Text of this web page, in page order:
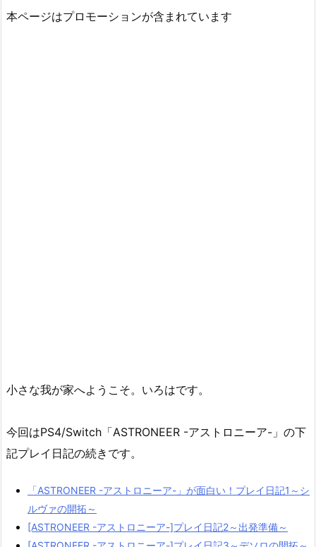
本ページはプロモーションが含まれています
小さな我が家へようこそ。いろはです。
今回はPS4/Switch「ASTRONEER -アストロニーア-」の下
記プレイ日記の続きです。
「ASTRONEER -アストロニーア-」が面白い！プレイ日記1～シ
ルヴァの開拓～
[ASTRONEER -アストロニーア-]プレイ日記2～出発準備～